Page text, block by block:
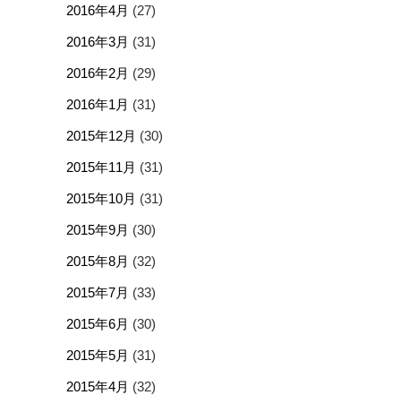
2016年4月 (27)
2016年3月 (31)
2016年2月 (29)
2016年1月 (31)
2015年12月 (30)
2015年11月 (31)
2015年10月 (31)
2015年9月 (30)
2015年8月 (32)
2015年7月 (33)
2015年6月 (30)
2015年5月 (31)
2015年4月 (32)